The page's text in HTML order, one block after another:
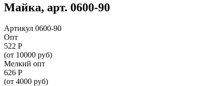
Майка, арт. 0600-90
Артикул 0600-90
Опт
522 Р
(от 10000 руб)
Мелкий опт
626 Р
(от 4000 руб)